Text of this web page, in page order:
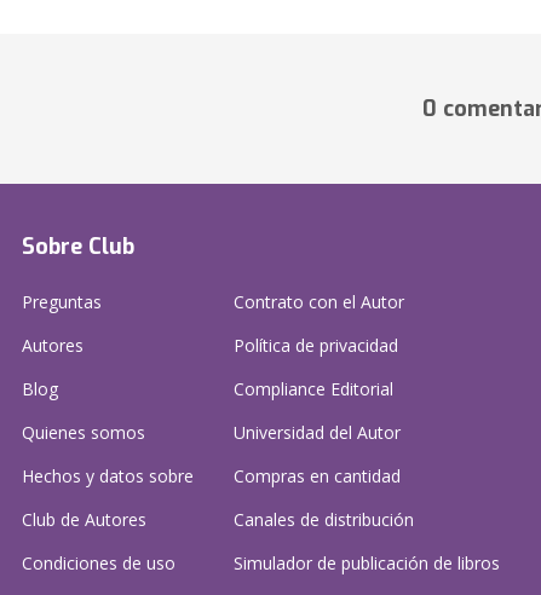
0
Sobre Club
Preguntas
Autores
Blog
Quienes somos
Hechos y datos sobre
Club de Autores
Condiciones de uso
Contrato con el Autor
Política de privacidad
Compliance Editorial
Universidad del Autor
Compras en cantidad
Canales de distribución
Simulador de publicación de libros